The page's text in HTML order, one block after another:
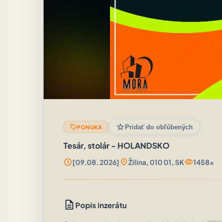
sellPONUKA star Pridať do obľúbených
Tesár, stolár - HOLANDSKO
schedule[09.08. 2026] location_onŽilina, 010 01, SKvisibility1458x
description Popis inzerátu